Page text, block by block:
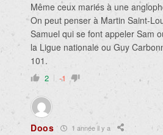
Même ceux mariés à une
On peut penser à Martin Saint-
Samuel qui se font appeler Sam
la Ligue nationale ou Guy
101.
2 -1
Doos 1 année il y a